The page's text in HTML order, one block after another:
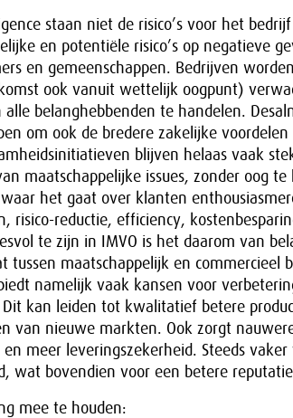
staan niet de risico’s voor het
en potentiële risico’s op negatieve
en gemeenschappen. Bedrijven
ook vanuit wettelijk oogpunt)
belanghebbenden te handelen.
om ook de bredere zakelijke
blijven helaas vaak
maatschappelijke issues, zonder oog te
het gaat over klanten
risico-reductie, efficiency,
te zijn in IMVO is het daarom van
tussen maatschappelijk en commercieel
namelijk vaak kansen voor
kan leiden tot kwalitatief betere
van nieuwe markten. Ook zorgt
meer leveringszekerheid. Steeds
wat bovendien voor een betere
mee te houden: